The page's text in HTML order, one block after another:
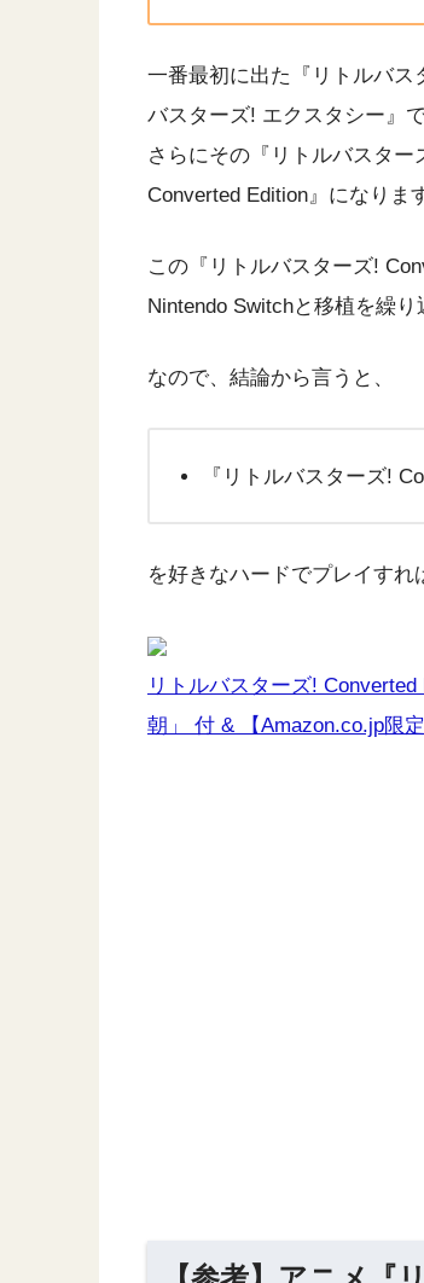
一番最初に出た『リトルバ
バスターズ! エクスタシー』で
さらにその『リトルバスタ
Converted Edition』になりま
この『リトルバスターズ!
Nintendo Switchと移植を繰り
なので、結論から言うと、
『リトルバスターズ!
を好きなハードでプレイすれ
リトルバスターズ!
朝」 付 & 【Amazon.co.jp限